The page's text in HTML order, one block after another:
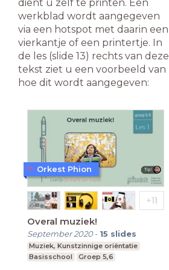
dient u zelf te printen. Een
werkblad wordt aangegeven
via een hotspot met daarin een
vierkantje of een printertje. In
de les (slide 13) rechts van deze
tekst ziet u een voorbeeld van
hoe dit wordt aangegeven:
Overal muziek!
September 2020- 15 slides
Muziek, Kunstzinnige oriëntatie
Basisschool
Groep 5,6
Orkest Phion